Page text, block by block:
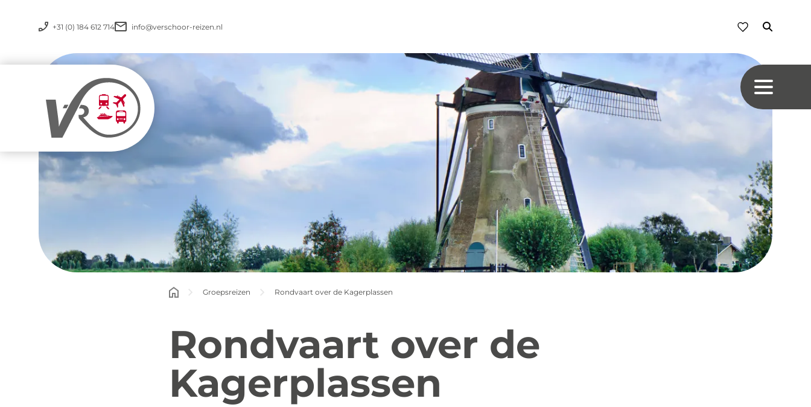
+31 (0) 184 612 714 info@verschoor-reizen.nl
Groepsreizen Rondvaart over de Kagerplassen
Rondvaart over de
Kagerplassen